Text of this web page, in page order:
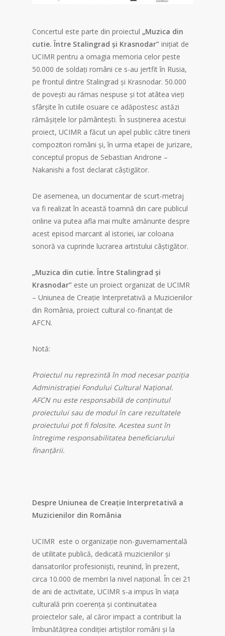
Concertul este parte din proiectul „Muzica din
cutie. Între Stalingrad și Krasnodar” inițiat de
UCIMR pentru a omagia memoria celor peste
50.000 de soldați români ce s-au jertfit în Rusia,
pe frontul dintre Stalingrad și Krasnodar. 50.000
de povești au rămas nespuse și tot atâtea vieți
sfârșite în cutiile osuare ce adăpostesc astăzi
rămășițele lor pământești. În susținerea acestui
proiect, UCIMR a făcut un apel public către tinerii
compozitori români și, în urma etapei de jurizare,
conceptul propus de Sebastian Androne –
Nakanishi a fost declarat câștigător.
De asemenea, un documentar de scurt-metraj
va fi realizat în această toamnă din care publicul
online va putea afla mai multe amănunte despre
acest episod marcant al istoriei, iar coloana
sonoră va cuprinde lucrarea artistului câștigător.
„Muzica din cutie. Între Stalingrad și
Krasnodar” este un proiect organizat de UCIMR
– Uniunea de Creație Interpretativă a Muzicienilor
din România, proiect cultural co-finanțat de
AFCN.
Notă:
Proiectul nu reprezintă în mod necesar poziția
Administrației Fondului Cultural Național.
AFCN nu este responsabilă de conținutul
proiectului sau de modul în care rezultatele
proiectului pot fi folosite. Acestea sunt în
întregime responsabilitatea beneficiarului
finanțării.
Despre Uniunea de Creație Interpretativă a
Muzicienilor din România
UCIMR este o organizație non-guvernamentală
de utilitate publică, dedicată muzicienilor și
dansatorilor profesioniști, reunind, în prezent,
circa 10.000 de membri la nivel național. În cei 21
de ani de activitate, UCIMR s-a impus în viața
culturală prin coerența și continuitatea
proiectelor sale, al căror impact a contribuit la
îmbunătățirea condiției artiștilor români și la